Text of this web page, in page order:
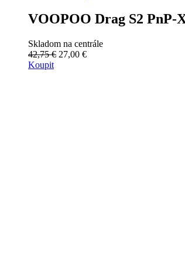
VOOPOO Drag S2 PnP-
Skladom na centrále
42,75 € 27,00 €
Koupit